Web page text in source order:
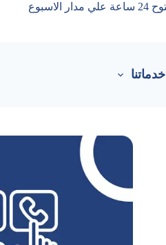
خدماتنا